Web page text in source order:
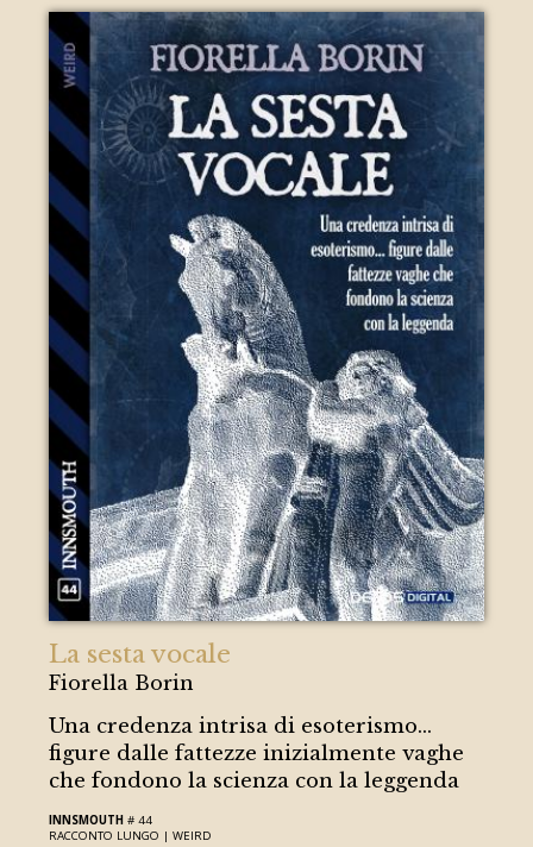
La sesta vocale
Fiorella Borin
Una credenza intrisa di esoterismo...
figure dalle fattezze inizialmente vaghe
che fondono la scienza con la leggenda
INNSMOUTH # 44
RACCONTO LUNGO |WEIRD